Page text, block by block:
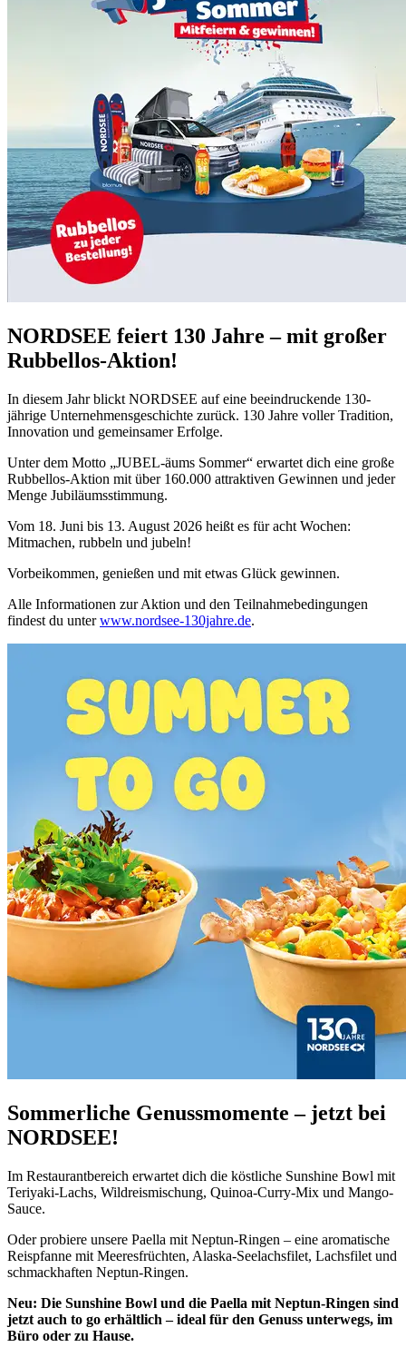
NORDSEE feiert 130 Jahre – mit großer
Rubbellos-Aktion!
In diesem Jahr blickt NORDSEE auf eine beeindruckende 130-
jährige Unternehmensgeschichte zurück. 130 Jahre voller Tradition,
Innovation und gemeinsamer Erfolge.
Unter dem Motto „JUBEL-äums Sommer“ erwartet dich eine große
Rubbellos-Aktion mit über 160.000 attraktiven Gewinnen und jeder
Menge Jubiläumsstimmung.
Vom 18. Juni bis 13. August 2026 heißt es für acht Wochen:
Mitmachen, rubbeln und jubeln!
Vorbeikommen, genießen und mit etwas Glück gewinnen.
Alle Informationen zur Aktion und den Teilnahmebedingungen
findest du unterwww.nordsee-130jahre.de.
Sommerliche Genussmomente – jetzt bei
NORDSEE!
Im Restaurantbereich erwartet dich die köstliche Sunshine Bowl mit
Teriyaki-Lachs, Wildreismischung, Quinoa-Curry-Mix und Mango-
Sauce.
Oder probiere unsere Paella mit Neptun-Ringen – eine aromatische
Reispfanne mit Meeresfrüchten, Alaska-Seelachsfilet, Lachsfilet und
schmackhaften Neptun-Ringen.
Neu: Die Sunshine Bowl und die Paella mit Neptun-Ringen sind
jetzt auch to go erhältlich – ideal für den Genuss unterwegs, im
Büro oder zu Hause.